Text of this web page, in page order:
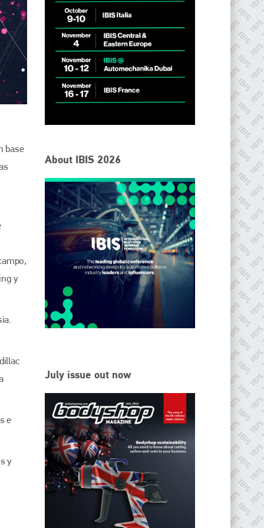
base
y
e
y
About IBIS 2026
July issue out now
IBIS Worldwide
Since its inception in 2001, the International Bodyshop
Industry Symposium (IBIS) has attained unique success and